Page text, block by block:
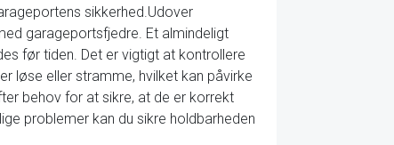
sikkerhed.Udover
garageportsfjedre. Et almindeligt
før tiden. Det er vigtigt at kontrollere
løse eller stramme, hvilket kan påvirke
behov for at sikre, at de er korrekt
problemer kan du sikre holdbarheden